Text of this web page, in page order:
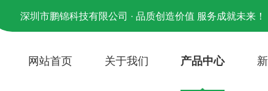
深圳市鹏锦科技有限公司 · 品质创造价值 服务成就未来！
网站首页 关于我们 产品中心